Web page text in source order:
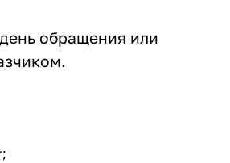
обращения или